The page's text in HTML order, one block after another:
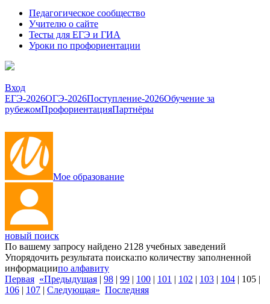
Педагогическое сообщество
Учителю о сайте
Тесты для ЕГЭ и ГИА
Уроки по профориентации
Вход
ЕГЭ-2026ОГЭ-2026Поступление-2026Обучение за
рубежомПрофориентацияПартнёры
Мое образование
новый поиск
По вашему запросу найдено 2128 учебных заведений
Упорядочить результата поиска:по количеству заполненной
информациипо алфавиту
Первая «Предыдущая | 98 | 99 | 100 | 101 | 102 | 103 | 104 | 105 |
106 | 107 | Следующая» Последняя